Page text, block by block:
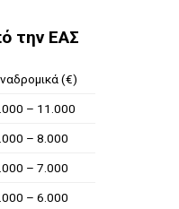
την ΕΑΣ
(€)
– 11.000
– 8.000
– 7.000
– 6.000